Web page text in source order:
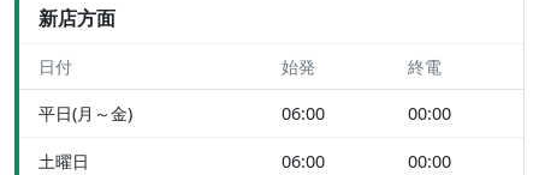
新店方面
日付 始発 終電
平日(月～金) 06:00 00:00
土曜日 06:00 00:00